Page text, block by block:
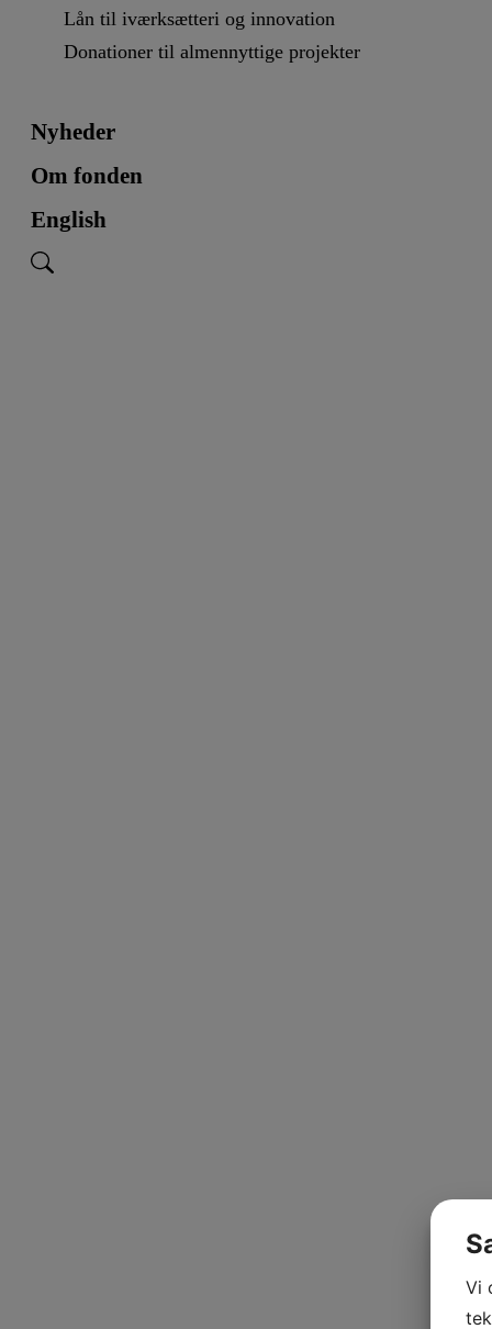
Lån til iværksætteri og innovation
Donationer til almennyttige projekter
Nyheder
Om fonden
English
Vi